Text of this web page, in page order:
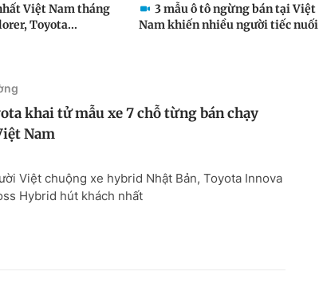
Việt Nam tháng
Toyota...
3 mẫu ô tô ngừng bán tại Việt
Nam khiến nhiều người tiếc nuối
khai tử mẫu xe 7 chỗ từng bán chạy
Nam
Việt chuộng xe hybrid Nhật Bản, Toyota Innova
Hybrid hút khách nhất